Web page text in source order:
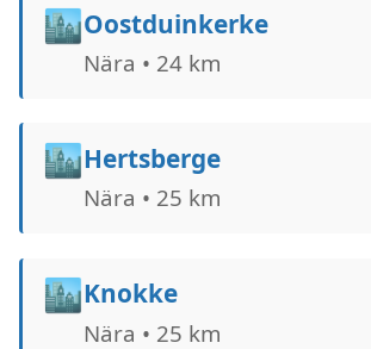
🏙️Oostduinkerke
Nära • 24 km
🏙️Hertsberge
Nära • 25 km
🏙️Knokke
Nära • 25 km